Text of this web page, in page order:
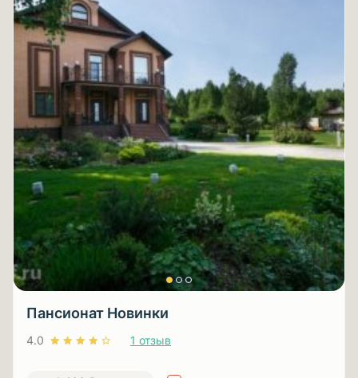
Пансионат Новинки
4.0 1 отзыв